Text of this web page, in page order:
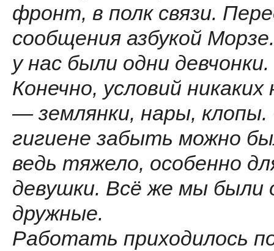
фронт, в полк связи.
сообщения азбукой
у нас были одни девчонки.
Конечно, условий
— землянки, нары,
гигиене забыть можно
ведь тяжело, особенно
девушки. Всё же мы были
дружные.
Работать приходилось